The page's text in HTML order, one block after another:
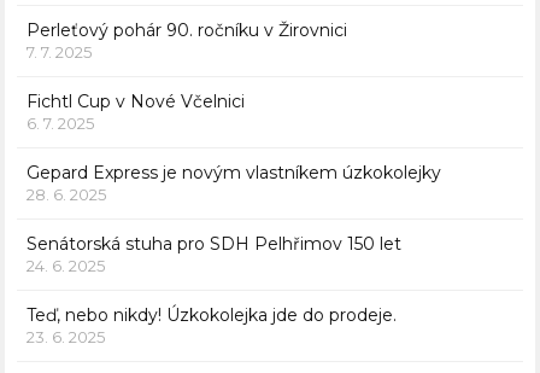
Perleťový pohár 90. ročníku v Žirovnici
7. 7. 2025
Fichtl Cup v Nové Včelnici
6. 7. 2025
Gepard Express je novým vlastníkem úzkokolejky
28. 6. 2025
Senátorská stuha pro SDH Pelhřimov 150 let
24. 6. 2025
Teď, nebo nikdy! Úzkokolejka jde do prodeje.
23. 6. 2025